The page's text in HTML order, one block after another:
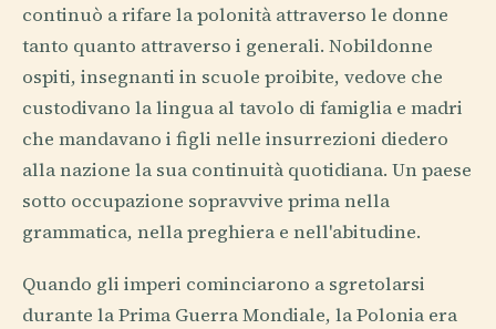
continuò a rifare la polonità attraverso le donne
tanto quanto attraverso i generali. Nobildonne
ospiti, insegnanti in scuole proibite, vedove che
custodivano la lingua al tavolo di famiglia e madri
che mandavano i figli nelle insurrezioni diedero
alla nazione la sua continuità quotidiana. Un paese
sotto occupazione sopravvive prima nella
grammatica, nella preghiera e nell'abitudine.
Quando gli imperi cominciarono a sgretolarsi
durante la Prima Guerra Mondiale, la Polonia era